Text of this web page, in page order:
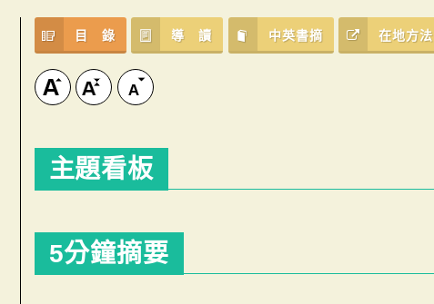
目 錄 導 讀 中英書摘 在地方法
主題看板
5分鐘摘要